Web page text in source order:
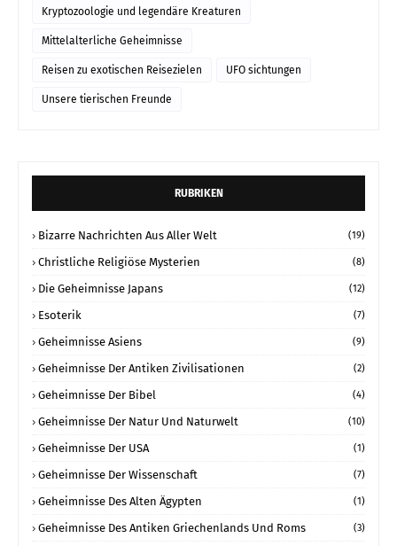
Kryptozoologie und legendäre Kreaturen
Mittelalterliche Geheimnisse
Reisen zu exotischen Reisezielen UFO sichtungen
Unsere tierischen Freunde
RUBRIKEN
Bizarre Nachrichten Aus Aller Welt (19)
Christliche Religiöse Mysterien (8)
Die Geheimnisse Japans (12)
Esoterik (7)
Geheimnisse Asiens (9)
Geheimnisse Der Antiken Zivilisationen (2)
Geheimnisse Der Bibel (4)
Geheimnisse Der Natur Und Naturwelt (10)
Geheimnisse Der USA (1)
Geheimnisse Der Wissenschaft (7)
Geheimnisse Des Alten Ägypten (1)
Geheimnisse Des Antiken Griechenlands Und Roms (3)